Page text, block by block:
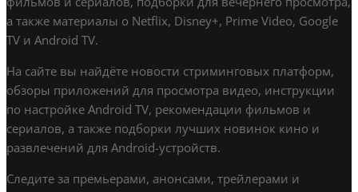
а также материалы о Netflix, Disney+, Prime Video, Google
TV и Android TV.
На сайте вы найдёте новости стриминговых платформ,
обзоры приложений для просмотра видео, инструкции
по настройке Android TV, рекомендации фильмов и
сериалов, а также подборки лучших новинок кино и
развлечений для Android-устройств.
Следите за премьерами, анонсами, трейлерами и